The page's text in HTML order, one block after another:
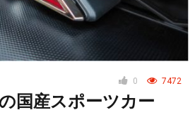
0 7472
国産スポーツカー